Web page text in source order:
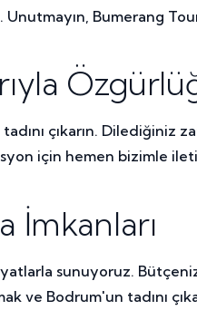
Bumerang
çıkarın. Dilediğiniz
için hemen bizimle
İmkanları
sunuyoruz.
ve Bodrum'un tadını